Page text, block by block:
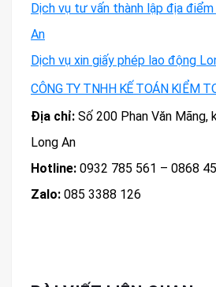
Dịch vụ tư vấn thành lập địa
An
Dịch vụ xin giấy phép lao động
CÔNG TY TNHH KẾ TOÁN KIỂM
Địa chỉ: Số 200 Phan Văn Mãng,
Long An
Hotline: 0932 785 561 – 0868
Zalo: 085 3388 126